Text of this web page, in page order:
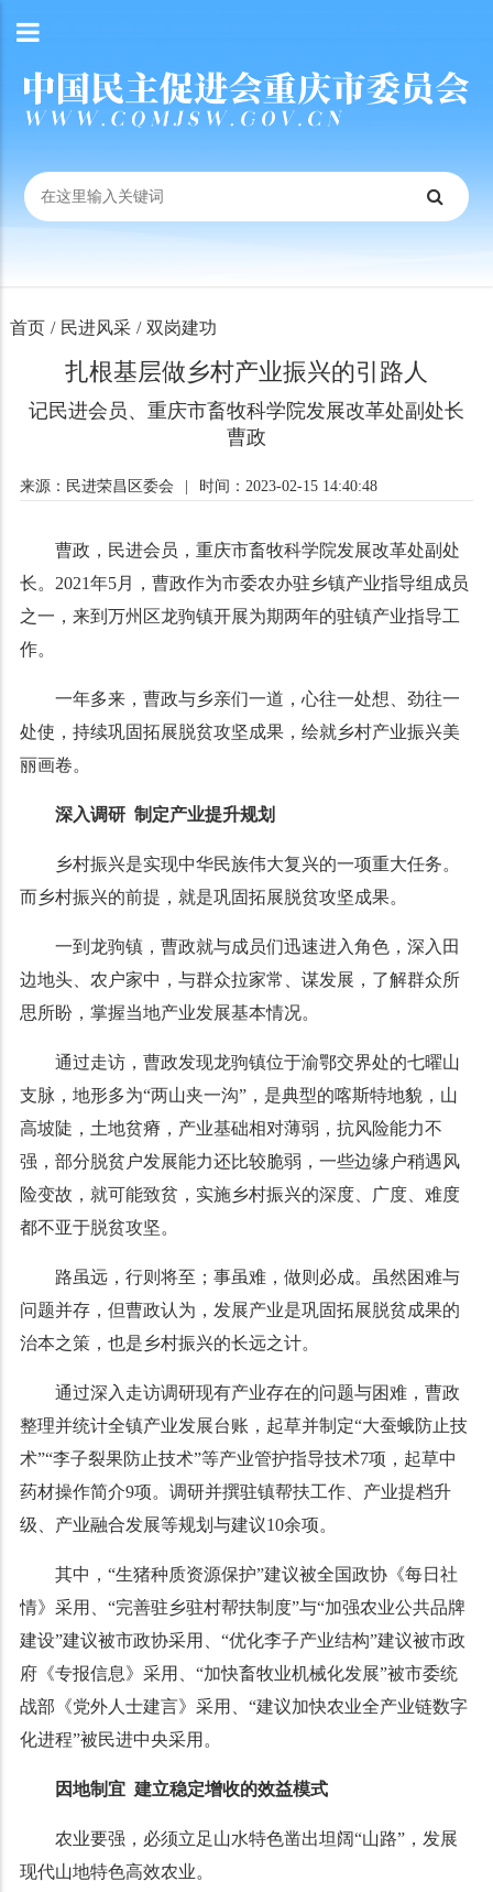
首页 / 民进风采 / 双岗建功
扎根基层做乡村产业振兴的引路人
记民进会员、重庆市畜牧科学院发展改革处副处长
曹政
来源：民进荣昌区委会 时间：2023-02-15 14:40:48
曹政，民进会员，重庆市畜牧科学院发展改革处副处
长。2021年5月，曹政作为市委农办驻乡镇产业指导组成员
之一，来到万州区龙驹镇开展为期两年的驻镇产业指导工
作。
一年多来，曹政与乡亲们一道，心往一处想、劲往一
处使，持续巩固拓展脱贫攻坚成果，绘就乡村产业振兴美
丽画卷。
深入调研 制定产业提升规划
乡村振兴是实现中华民族伟大复兴的一项重大任务。
而乡村振兴的前提，就是巩固拓展脱贫攻坚成果。
一到龙驹镇，曹政就与成员们迅速进入角色，深入田
边地头、农户家中，与群众拉家常、谋发展，了解群众所
思所盼，掌握当地产业发展基本情况。
通过走访，曹政发现龙驹镇位于渝鄂交界处的七曜山
支脉，地形多为“两山夹一沟”，是典型的喀斯特地貌，山
高坡陡，土地贫瘠，产业基础相对薄弱，抗风险能力不
强，部分脱贫户发展能力还比较脆弱，一些边缘户稍遇风
险变故，就可能致贫，实施乡村振兴的深度、广度、难度
都不亚于脱贫攻坚。
路虽远，行则将至；事虽难，做则必成。虽然困难与
问题并存，但曹政认为，发展产业是巩固拓展脱贫成果的
治本之策，也是乡村振兴的长远之计。
通过深入走访调研现有产业存在的问题与困难，曹政
整理并统计全镇产业发展台账，起草并制定“大蚕蛾防止技
术”“李子裂果防止技术”等产业管护指导技术7项，起草中
药材操作简介9项。调研并撰驻镇帮扶工作、产业提档升
级、产业融合发展等规划与建议10余项。
其中，“生猪种质资源保护”建议被全国政协《每日社
情》采用、“完善驻乡驻村帮扶制度”与“加强农业公共品牌
建设”建议被市政协采用、“优化李子产业结构”建议被市政
府《专报信息》采用、“加快畜牧业机械化发展”被市委统
战部《党外人士建言》采用、“建议加快农业全产业链数字
化进程”被民进中央采用。
因地制宜 建立稳定增收的效益模式
农业要强，必须立足山水特色凿出坦阔“山路”，发展
现代山地特色高效农业。